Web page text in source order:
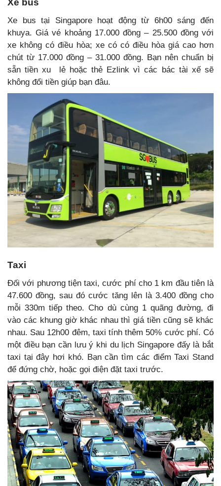
Xe bus
Xe bus tại Singapore hoạt động từ 6h00 sáng đến
khuya. Giá vé khoảng 17.000 đồng – 25.500 đồng với
xe không có điều hòa; xe có có điều hòa giá cao hơn
chút từ 17.000 đồng – 31.000 đồng. Bạn nên chuẩn bị
sẵn tiền xu lẻ hoặc thẻ Ezlink vì các bác tài xế sẽ
không đổi tiền giúp bạn đâu.
Taxi
Đối với phương tiện taxi, cước phí cho 1 km đầu tiên là
47.600 đồng, sau đó cước tăng lên là 3.400 đồng cho
mỗi 330m tiếp theo. Cho dù cùng 1 quãng đường, đi
vào các khung giờ khác nhau thì giá tiền cũng sẽ khác
nhau. Sau 12h00 đêm, taxi tính thêm 50% cước phí. Có
một điều bạn cần lưu ý khi du lịch Singapore đấy là bắt
taxi tại đây hơi khó. Bạn cần tìm các điểm Taxi Stand
để đứng chờ, hoặc gọi điện đặt taxi trước.